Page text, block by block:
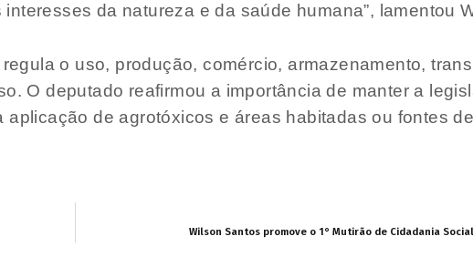
da natureza e da saúde humana”, lamentou
o uso, produção, comércio, armazenamento,
O deputado reafirmou a importância de manter a
de agrotóxicos e áreas habitadas ou fontes
Wilson Santos promove o 1° Mutirão de Cidadania